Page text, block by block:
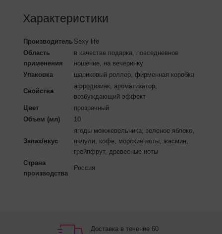
Характеристики
Производитель Sexy life
Область
применения
в качестве подарка, повседневное
ношение, на вечеринку
Упаковка
шариковый роллер, фирменная коробка
Свойства
афродизиак, ароматизатор,
возбуждающий эффект
Цвет
прозрачный
Объем (мл)
10
Запах/вкус
ягоды можжевельника, зеленое яблоко,
пачули, кофе, морские ноты, жасмин,
грейпфрут, древесные ноты
Страна
производства
Россия
Доставка в течение 60